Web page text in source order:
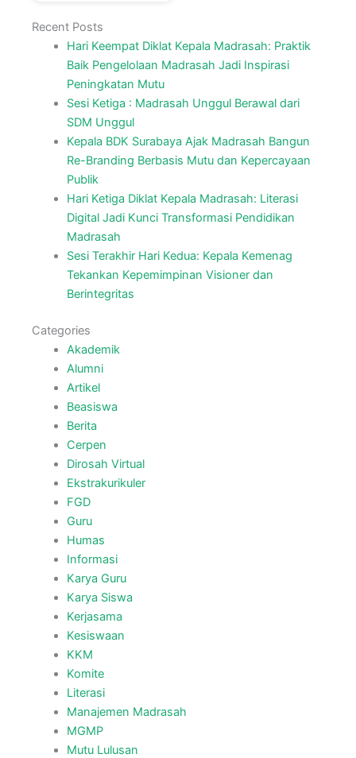
Recent Posts
Hari Keempat Diklat Kepala Madrasah: Praktik
Baik Pengelolaan Madrasah Jadi Inspirasi
Peningkatan Mutu
Sesi Ketiga : Madrasah Unggul Berawal dari
SDM Unggul
Kepala BDK Surabaya Ajak Madrasah Bangun
Re-Branding Berbasis Mutu dan Kepercayaan
Publik
Hari Ketiga Diklat Kepala Madrasah: Literasi
Digital Jadi Kunci Transformasi Pendidikan
Madrasah
Sesi Terakhir Hari Kedua: Kepala Kemenag
Tekankan Kepemimpinan Visioner dan
Berintegritas
Categories
Akademik
Alumni
Artikel
Beasiswa
Berita
Cerpen
Dirosah Virtual
Ekstrakurikuler
FGD
Guru
Humas
Informasi
Karya Guru
Karya Siswa
Kerjasama
Kesiswaan
KKM
Komite
Literasi
Manajemen Madrasah
MGMP
Mutu Lulusan